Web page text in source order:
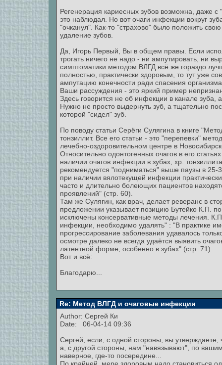
Регенерация кариесных зубов возможна, даже
это наблюдал. Но вот очаги инфекции вокруг
"очканул". Как-то "страхово" было положить
удаление зубов.
Да, Игорь Первый, Вы в общем правы. Если
трогать ничего не надо - ни ампутировать, ни
симптоматики методом ВЛГД всё же гораздо
полностью, практически здоровым, то тут уже
ампутацию конечности ради спасения
Ваши рассуждения - это яркий пример
Здесь говорится не об инфекции в канале
Нужно не просто выдернуть зуб, а тщательно
которой "сидел" зуб.
По поводу статьи Серёги Сулягина в книге
тонзиллит. Все его статьи - это "перепевки"
лечебно-оздоровительном центре в
Относительно одонтогенных очагов в его
наличии очагов инфекции в зубах, хр.
рекомендуется "подниматься" выше паузы в 25-
при наличии вялотекущей инфекции
часто и длительно болеющих пациентов
проявлений" (стр. 60).
Там же Сулягин, как врач, делает реверанс в
предложении указывает позицию Бутейко К.П.
исключены консервативные методы лечения.
инфекции, необходимо удалять" : "В практике
прогрессирование заболевания удавалось
осмотре далеко не всегда удаётся выявить
латентной форме, особенно в зубах" (стр. 71)
Вот и всё:
Благодарю...
Re: Метод ВЛГД и очаговые инфекции
Author: Сергей Ки
Date: 06-04-14 09:36
Сергей, если, с одной стороны, вы утверждаете,
а, с другой стороны, нам "навязывают", по
наверное, где-то посередине...